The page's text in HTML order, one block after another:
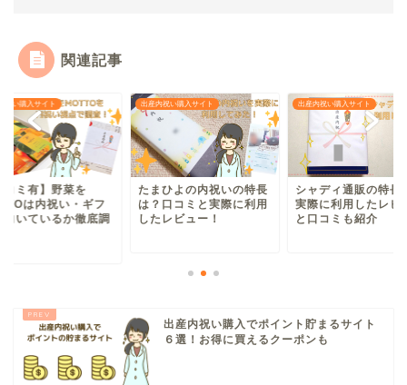
関連記事
イト
】野菜を
祝い・ギフ
いるか徹底調
出産内祝い購入サイト
たまひよの内祝いの特長
は？口コミと実際に利用
したレビュー！
出産内祝い購入サイト
シャディ通販の特長は？
実際に利用したレビュー
と口コミも紹介
出産内祝い購入でポイント貯まるサイト
６選！お得に買えるクーポンも